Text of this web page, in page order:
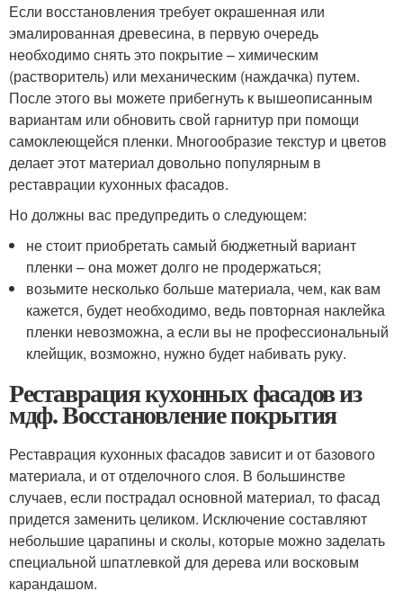
Если восстановления требует окрашенная или
эмалированная древесина, в первую очередь
необходимо снять это покрытие – химическим
(растворитель) или механическим (наждачка) путем.
После этого вы можете прибегнуть к вышеописанным
вариантам или обновить свой гарнитур при помощи
самоклеющейся пленки. Многообразие текстур и цветов
делает этот материал довольно популярным в
реставрации кухонных фасадов.
Но должны вас предупредить о следующем:
не стоит приобретать самый бюджетный вариант
пленки – она может долго не продержаться;
возьмите несколько больше материала, чем, как вам
кажется, будет необходимо, ведь повторная наклейка
пленки невозможна, а если вы не профессиональный
клейщик, возможно, нужно будет набивать руку.
Реставрация кухонных фасадов из
мдф. Восстановление покрытия
Реставрация кухонных фасадов зависит и от базового
материала, и от отделочного слоя. В большинстве
случаев, если пострадал основной материал, то фасад
придется заменить целиком. Исключение составляют
небольшие царапины и сколы, которые можно заделать
специальной шпатлевкой для дерева или восковым
карандашом.